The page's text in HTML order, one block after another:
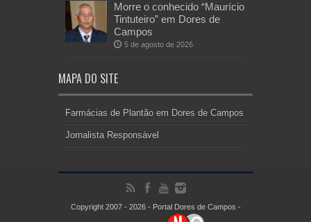
Morre o conhecido “Maurício
Tintuteiro” em Dores de
Campos
5 de agosto de 2026
MAPA DO SITE
Farmácias de Plantão em Dores de Campos
Jornalista Responsável
Copyright 2007 - 2026 - Portal Dores de Campos -